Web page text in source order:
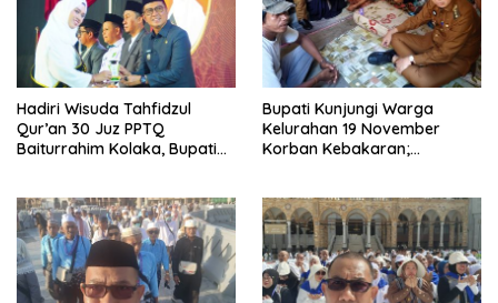
Hadiri Wisuda Tahfidzul
Qur’an 30 Juz PPTQ
Baiturrahim Kolaka, Bupati
Bupati Kunjungi Warga
Kelurahan 19 November
Korban Kebakaran;